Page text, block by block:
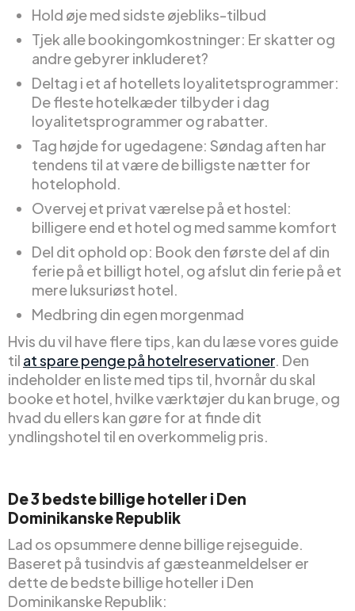
Hold øje med sidste øjebliks-tilbud
Tjek alle bookingomkostninger: Er skatter og
andre gebyrer inkluderet?
Deltag i et af hotellets loyalitetsprogrammer:
De fleste hotelkæder tilbyder i dag
loyalitetsprogrammer og rabatter.
Tag højde for ugedagene: Søndag aften har
tendens til at være de billigste nætter for
hotelophold.
Overvej et privat værelse på et hostel:
billigere end et hotel og med samme komfort
Del dit ophold op: Book den første del af din
ferie på et billigt hotel, og afslut din ferie på et
mere luksuriøst hotel.
Medbring din egen morgenmad
Hvis du vil have flere tips, kan du læse vores guide
til at spare penge på hotelreservationer. Den
indeholder en liste med tips til, hvornår du skal
booke et hotel, hvilke værktøjer du kan bruge, og
hvad du ellers kan gøre for at finde dit
yndlingshotel til en overkommelig pris.
De 3 bedste billige hoteller i Den
Dominikanske Republik
Lad os opsummere denne billige rejseguide.
Baseret på tusindvis af gæsteanmeldelser er
dette de bedste billige hoteller i Den
Dominikanske Republik: